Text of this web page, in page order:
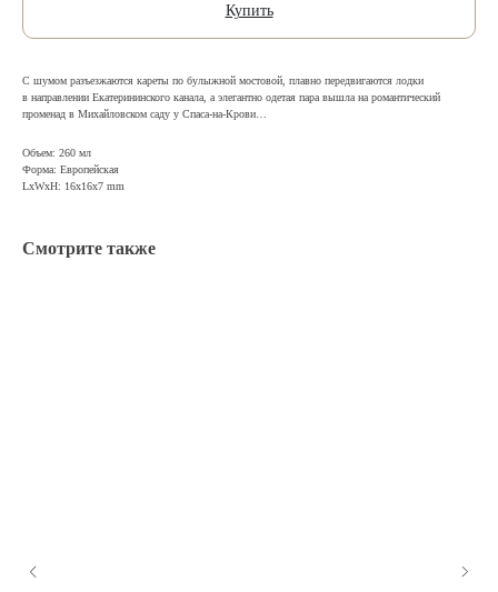
Купить
С шумом разъезжаются кареты по булыжной мостовой, плавно передвигаются лодки
в направлении Екатерининского канала, а элегантно одетая пара вышла на романтический
променад в Михайловском саду у Спаса-на-Крови…
Объем: 260 мл
Форма: Европейская
LxWxH: 16x16x7 mm
Смотрите также